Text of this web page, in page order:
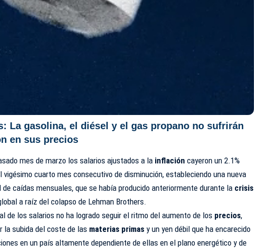
La gasolina, el diésel y el gas propano no sufrirán
en sus precios
mes de marzo los salarios ajustados a la inflación cayeron un 2.1%
vigésimo cuarto mes consecutivo de disminución, estableciendo una nueva
de caídas mensuales, que se había producido anteriormente durante la crisis
a raíz del colapso de Lehman Brothers.
de los salarios no ha logrado seguir el ritmo del aumento de los precios,
la subida del coste de las materias primas y un yen débil que ha encarecido
en un país altamente dependiente de ellas en el plano energético y de